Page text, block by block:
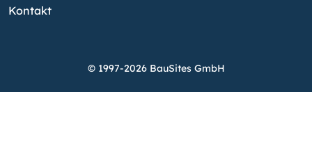
Kontakt
© 1997-2026 BauSites GmbH